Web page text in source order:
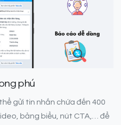
phú
gửi tin nhắn chứa đến 400
bảng biểu, nút CTA,… để